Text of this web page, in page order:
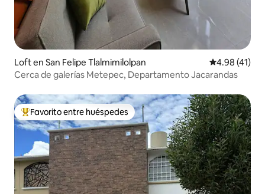
Loft en San Felipe Tlalmimilolpan Calificación
4.98 (41)
Cerca de galerías Metepec, Departamento Jacarandas
De los mejores en Favorito entre huéspedes
Favorito entre huéspedes